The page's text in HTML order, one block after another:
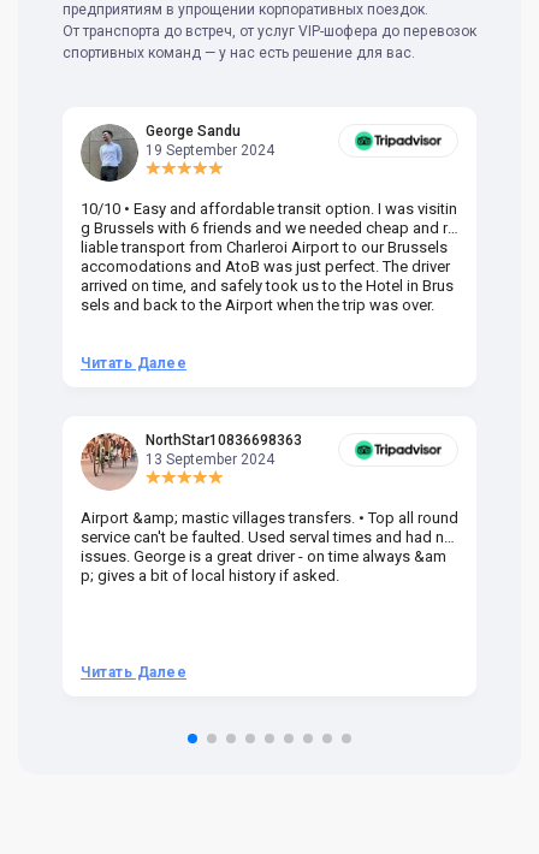
предприятиям в упрощении корпоративных поездок.
От транспорта до встреч, от услуг VIP-шофера до перевозок
спортивных команд — у нас есть решение для вас.
George Sandu
19 September 2024
10/10 • Easy and affordable transit option. I was visitin
g Brussels with 6 friends and we needed cheap and re
liable transport from Charleroi Airport to our Brussels
accomodations and AtoB was just perfect. The driver
arrived on time, and safely took us to the Hotel in Brus
sels and back to the Airport when the trip was over.
Читать Далее
NorthStar10836698363
13 September 2024
Airport &amp; mastic villages transfers. • Top all round
service can't be faulted. Used serval times and had no
issues. George is a great driver - on time always &am
p; gives a bit of local history if asked.
Читать Далее